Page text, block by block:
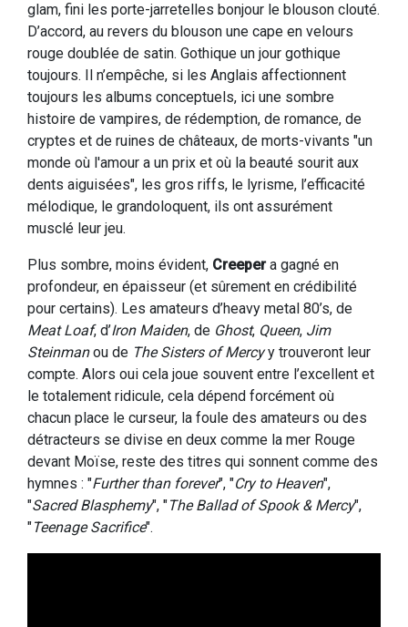
glam, fini les porte-jarretelles bonjour le blouson clouté.
D’accord, au revers du blouson une cape en velours
rouge doublée de satin. Gothique un jour gothique
toujours. Il n’empêche, si les Anglais affectionnent
toujours les albums conceptuels, ici une sombre
histoire de vampires, de rédemption, de romance, de
cryptes et de ruines de châteaux, de morts-vivants "un
monde où l'amour a un prix et où la beauté sourit aux
dents aiguisées", les gros riffs, le lyrisme, l’efficacité
mélodique, le grandoloquent, ils ont assurément
musclé leur jeu.
Plus sombre, moins évident, Creepera gagné en
profondeur, en épaisseur (et sûrement en crédibilité
pour certains). Les amateurs d’heavy metal 80’s, de
Meat Loaf, d’Iron Maiden, de Ghost, Queen, Jim
Steinmanou de The Sisters of Mercyy trouveront leur
compte. Alors oui cela joue souvent entre l’excellent et
le totalement ridicule, cela dépend forcément où
chacun place le curseur, la foule des amateurs ou des
détracteurs se divise en deux comme la mer Rouge
devant Moïse, reste des titres qui sonnent comme des
hymnes : "Further than forever", "Cry to Heaven",
"Sacred Blasphemy", "The Ballad of Spook & Mercy",
"Teenage Sacrifice".